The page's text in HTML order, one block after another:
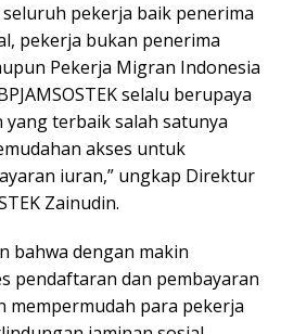
pekerja baik penerima
pekerja bukan penerima
Pekerja Migran Indonesia
selalu berupaya
terbaik salah satunya
akses untuk
iuran,” ungkap Direktur
Zainudin.
bahwa dengan makin
pendaftaran dan pembayaran
mempermudah para pekerja